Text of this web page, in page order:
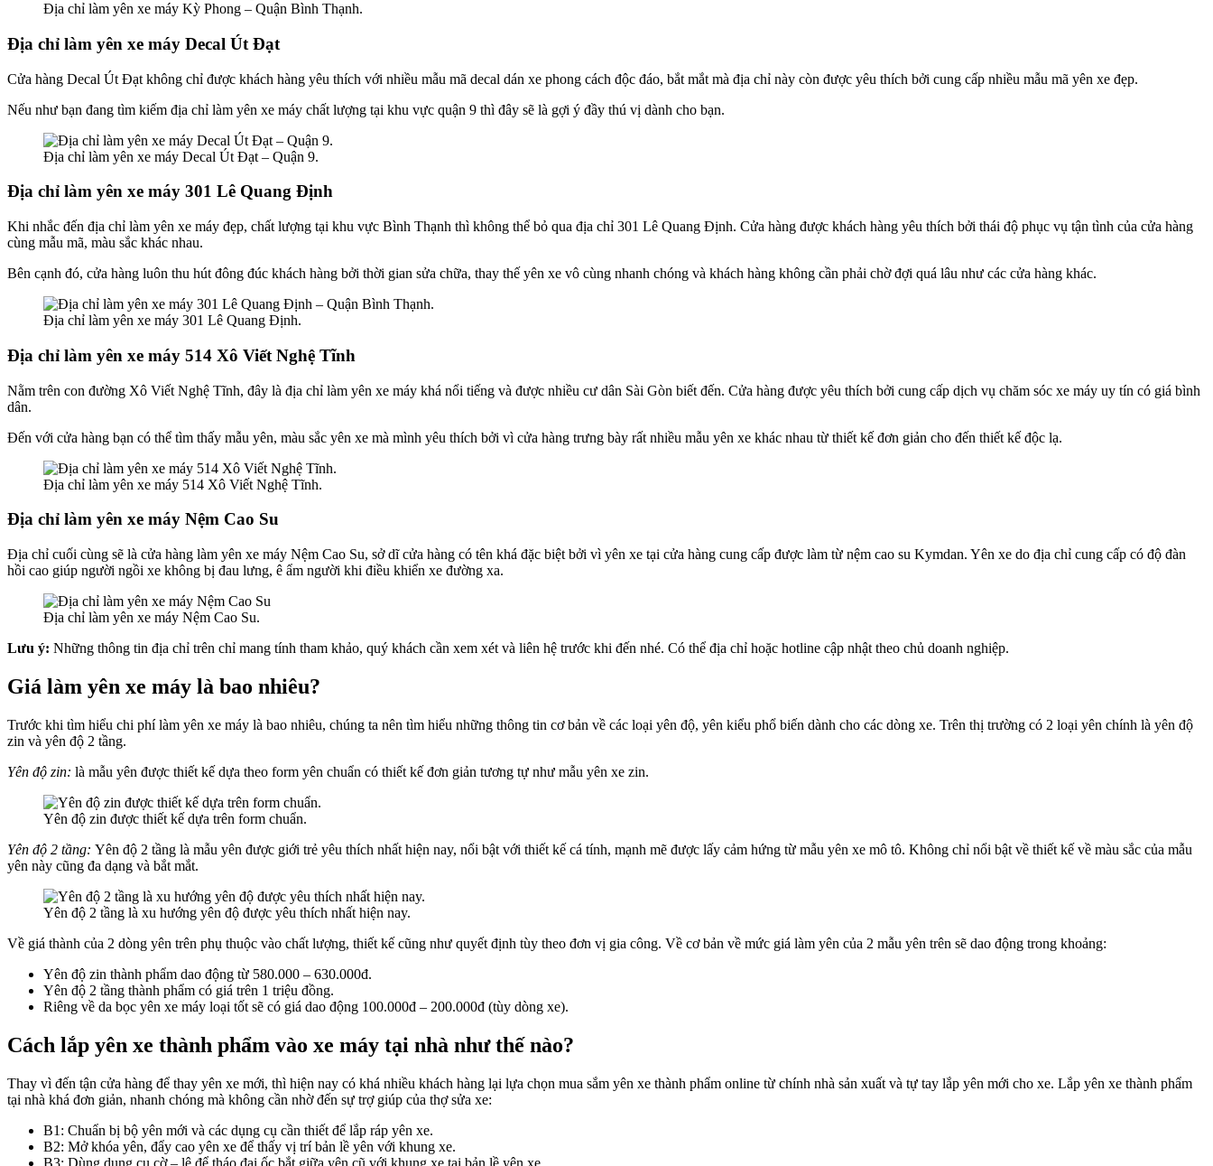
Địa chỉ làm yên xe máy Kỳ Phong – Quận Bình Thạnh.
Địa chỉ làm yên xe máy Decal Út Đạt
Cửa hàng Decal Út Đạt không chỉ được khách hàng yêu thích với nhiều mẫu mã decal dán xe phong cách độc đáo, bắt mắt mà địa chỉ này còn được yêu thích bởi cung cấp nhiều mẫu mã yên xe đẹp.
Nếu như bạn đang tìm kiếm địa chỉ làm yên xe máy chất lượng tại khu vực quận 9 thì đây sẽ là gợi ý đầy thú vị dành cho bạn.
Địa chỉ làm yên xe máy Decal Út Đạt – Quận 9.
Địa chỉ làm yên xe máy 301 Lê Quang Định
Khi nhắc đến địa chỉ làm yên xe máy đẹp, chất lượng tại khu vực Bình Thạnh thì không thể bỏ qua địa chỉ 301 Lê Quang Định. Cửa hàng được khách hàng yêu thích bởi thái độ phục vụ tận tình của cửa hàng
cùng mẫu mã, màu sắc khác nhau.
Bên cạnh đó, cửa hàng luôn thu hút đông đúc khách hàng bởi thời gian sửa chữa, thay thế yên xe vô cùng nhanh chóng và khách hàng không cần phải chờ đợi quá lâu như các cửa hàng khác.
Địa chỉ làm yên xe máy 301 Lê Quang Định.
Địa chỉ làm yên xe máy 514 Xô Viết Nghệ Tĩnh
Nằm trên con đường Xô Viết Nghệ Tĩnh, đây là địa chỉ làm yên xe máy khá nổi tiếng và được nhiều cư dân Sài Gòn biết đến. Cửa hàng được yêu thích bởi cung cấp dịch vụ chăm sóc xe máy uy tín có giá bình
dân.
Đến với cửa hàng bạn có thể tìm thấy mẫu yên, màu sắc yên xe mà mình yêu thích bởi vì cửa hàng trưng bày rất nhiều mẫu yên xe khác nhau từ thiết kế đơn giản cho đến thiết kế độc lạ.
Địa chỉ làm yên xe máy 514 Xô Viết Nghệ Tĩnh.
Địa chỉ làm yên xe máy Nệm Cao Su
Địa chỉ cuối cùng sẽ là cửa hàng làm yên xe máy Nệm Cao Su, sở dĩ cửa hàng có tên khá đặc biệt bởi vì yên xe tại cửa hàng cung cấp được làm từ nệm cao su Kymdan. Yên xe do địa chỉ cung cấp có độ đàn
hồi cao giúp người ngồi xe không bị đau lưng, ê ẩm người khi điều khiển xe đường xa.
Địa chỉ làm yên xe máy Nệm Cao Su.
Lưu ý: Những thông tin địa chỉ trên chỉ mang tính tham khảo, quý khách cần xem xét và liên hệ trước khi đến nhé. Có thể địa chỉ hoặc hotline cập nhật theo chủ doanh nghiệp.
Giá làm yên xe máy là bao nhiêu?
Trước khi tìm hiểu chi phí làm yên xe máy là bao nhiêu, chúng ta nên tìm hiểu những thông tin cơ bản về các loại yên độ, yên kiểu phổ biến dành cho các dòng xe. Trên thị trường có 2 loại yên chính là yên độ
zin và yên độ 2 tầng.
Yên độ zin: là mẫu yên được thiết kế dựa theo form yên chuẩn có thiết kế đơn giản tương tự như mẫu yên xe zin.
Yên độ zin được thiết kế dựa trên form chuẩn.
Yên độ 2 tầng: Yên độ 2 tầng là mẫu yên được giới trẻ yêu thích nhất hiện nay, nổi bật với thiết kế cá tính, mạnh mẽ được lấy cảm hứng từ mẫu yên xe mô tô. Không chỉ nổi bật về thiết kế về màu sắc của mẫu
yên này cũng đa dạng và bắt mắt.
Yên độ 2 tầng là xu hướng yên độ được yêu thích nhất hiện nay.
Về giá thành của 2 dòng yên trên phụ thuộc vào chất lượng, thiết kế cũng như quyết định tùy theo đơn vị gia công. Về cơ bản về mức giá làm yên của 2 mẫu yên trên sẽ dao động trong khoảng:
Yên độ zin thành phẩm dao động từ 580.000 – 630.000đ.
Yên độ 2 tầng thành phẩm có giá trên 1 triệu đồng.
Riêng về da bọc yên xe máy loại tốt sẽ có giá dao động 100.000đ – 200.000đ (tùy dòng xe).
Cách lắp yên xe thành phẩm vào xe máy tại nhà như thế nào?
Thay vì đến tận cửa hàng để thay yên xe mới, thì hiện nay có khá nhiều khách hàng lại lựa chọn mua sắm yên xe thành phẩm online từ chính nhà sản xuất và tự tay lắp yên mới cho xe. Lắp yên xe thành phẩm
tại nhà khá đơn giản, nhanh chóng mà không cần nhờ đến sự trợ giúp của thợ sửa xe:
B1: Chuẩn bị bộ yên mới và các dụng cụ cần thiết để lắp ráp yên xe.
B2: Mở khóa yên, đẩy cao yên xe để thấy vị trí bản lề yên với khung xe.
B3: Dùng dụng cụ cờ – lê để tháo đai ốc bắt giữa yên cũ với khung xe tại bản lề yên xe.